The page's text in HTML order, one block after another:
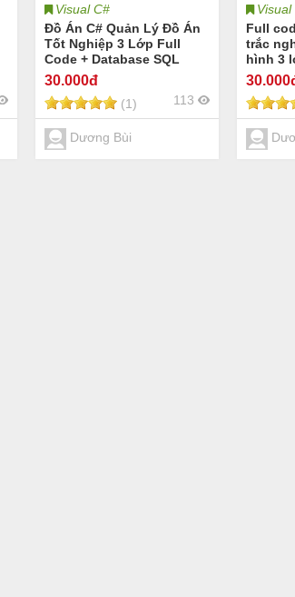
Visual C#
Đồ Án C# Quản Lý Đồ Án
Tốt Nghiệp 3 Lớp Full
Code + Database SQL
Server
30.000đ
(1) 113
Dương Bùi
Visual
Full
trắc
hình 3
dễ
30